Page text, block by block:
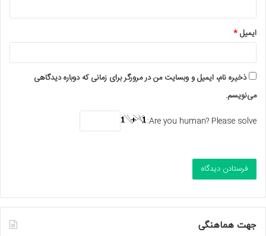
ایمیل*
ذخیره نام، ایمیل و وبسایت من در مرورگر برای زمانی که دوباره دیدگاهی
می‌نویسم.
Are you human? Please solve:
جهت هماهنگی